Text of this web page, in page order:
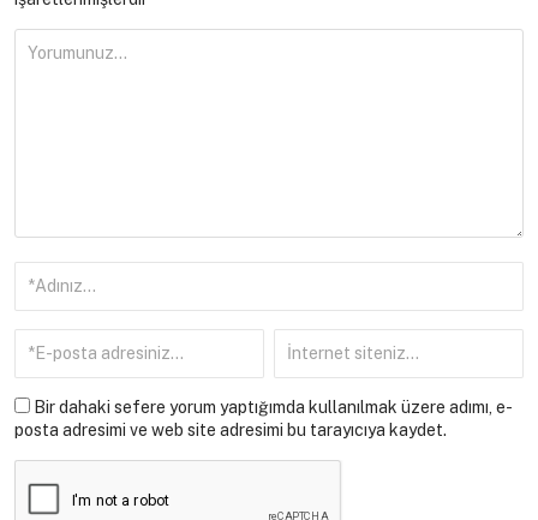
Bir dahaki sefere yorum yaptığımda kullanılmak üzere adımı, e-
posta adresimi ve web site adresimi bu tarayıcıya kaydet.